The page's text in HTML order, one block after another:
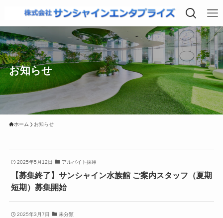
お知らせ
ホーム お知らせ
2025年5月12日 アルバイト採用
【募集終了】サンシャイン水族館 ご案内スタッフ（夏期
短期）募集開始
2025年3月7日 未分類